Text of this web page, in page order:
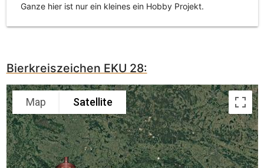
Ganze hier ist nur ein kleines ein Hobby Projekt.
Bierkreiszeichen EKU 28:
Map Satellite